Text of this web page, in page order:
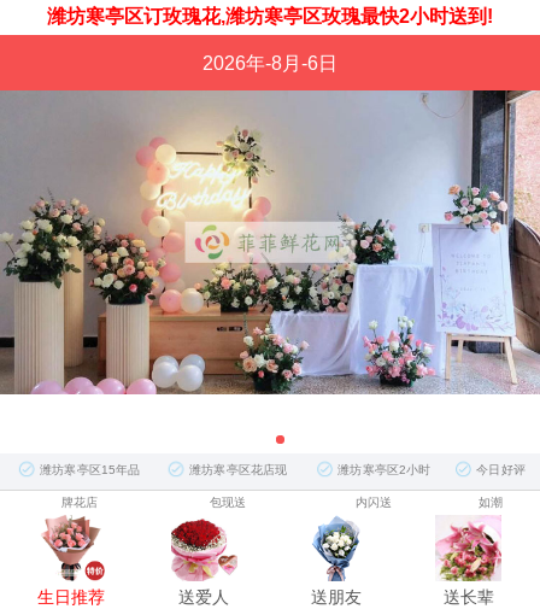
潍坊寒亭区订玫瑰花,潍坊寒亭区玫瑰最快2小时送到!
2026年-8月-6日
潍坊寒亭区15年品
牌花店
潍坊寒亭区花店现
包现送
潍坊寒亭区2小时
内闪送
今日好评
如潮
生日推荐 送爱人 送朋友 送长辈